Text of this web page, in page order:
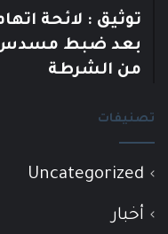
توثيق : لائحة
بعد ضبط مسدس
من الشرطة
تصنيفات
Uncategorized
أخبار